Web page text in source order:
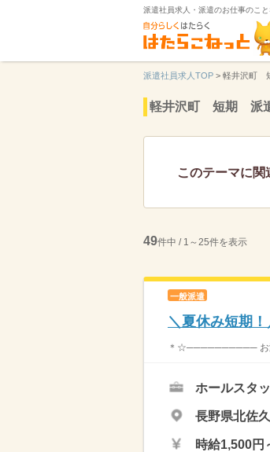
派遣社員求人・派遣のお仕事のこと
派遣社員求人TOP > 軽井沢町
軽井沢町 短期 派
このテーマに
49件中 / 1～25件を表示
一般派遣
＼夏休み短期
＊☆────────── お
ホールスタ
長野県北佐
時給1,500円